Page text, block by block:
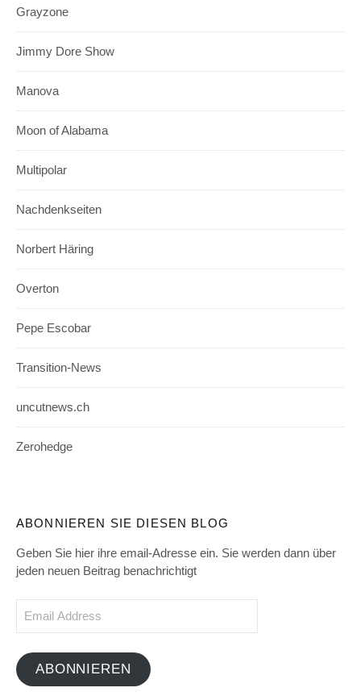
Grayzone
Jimmy Dore Show
Manova
Moon of Alabama
Multipolar
Nachdenkseiten
Norbert Häring
Overton
Pepe Escobar
Transition-News
uncutnews.ch
Zerohedge
ABONNIEREN SIE DIESEN BLOG
Geben Sie hier ihre email-Adresse ein. Sie werden dann über
jeden neuen Beitrag benachrichtigt
ABONNIEREN